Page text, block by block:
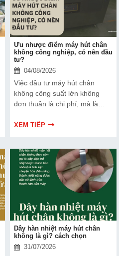
Ưu nhược điểm máy hút chân
không công nghiệp, có nên đầu
tư?
04/08/2026
Việc đầu tư máy hút chân
không công suất lớn không
đơn thuần là chi phí, mà là
sản phẩm và nâng cao vị thế
điểm của thiết bị này để có
thêm thông tin và giúp bạn đưa
ra lựa chọn phù hợp, hiệu quả
hơn nhé!
XEM TIẾP
Dây hàn nhiệt máy hút chân
không là gì? cách chọn
31/07/2026